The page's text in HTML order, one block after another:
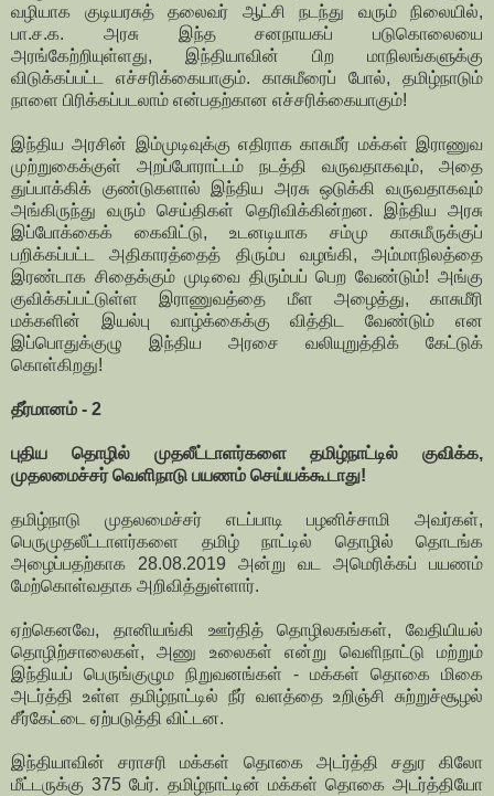
வழியாக குடியரசுத் தலைவர் ஆட்சி நடந்து வரும் நிலையில்,
பா.ச.க. அரசு இந்த சனநாயகப் படுகொலையை
அரங்கேற்றியுள்ளது, இந்தியாவின் பிற மாநிலங்களுக்கு
விடுக்கப்பட்ட எச்சரிக்கையாகும். காசுமீரைப் போல், தமிழ்நாடும்
நாளை பிரிக்கப்படலாம் என்பதற்கான எச்சரிக்கையாகும்!
இந்திய அரசின் இம்முடிவுக்கு எதிராக காசுமீர் மக்கள் இராணுவ
முற்றுகைக்குள் அறப்போராட்டம் நடத்தி வருவதாகவும், அதை
துப்பாக்கிக் குண்டுகளால் இந்திய அரசு ஒடுக்கி வருவதாகவும்
அங்கிருந்து வரும் செய்திகள் தெரிவிக்கின்றன. இந்திய அரசு
இப்போக்கைக் கைவிட்டு, உடனடியாக சம்மு காசுமீருக்குப்
பறிக்கப்பட்ட அதிகாரத்தைத் திரும்ப வழங்கி, அம்மாநிலத்தை
இரண்டாக சிதைக்கும் முடிவை திரும்பப் பெற வேண்டும்! அங்கு
குவிக்கப்பட்டுள்ள இராணுவத்தை மீள அழைத்து, காசுமீரி
மக்களின் இயல்பு வாழ்க்கைக்கு வித்திட வேண்டும் என
இப்பொதுக்குழு இந்திய அரசை வலியுறுத்திக் கேட்டுக்
கொள்கிறது!
தீர்மானம் - 2
புதிய தொழில் முதலீட்டாளர்களை தமிழ்நாட்டில் குவிக்க,
முதலமைச்சர் வெளிநாடு பயணம் செய்யக்கூடாது!
தமிழ்நாடு முதலமைச்சர் எடப்பாடி பழனிச்சாமி அவர்கள்,
பெருமுதலீட்டாளர்களை தமிழ் நாட்டில் தொழில் தொடங்க
அழைப்பதற்காக 28.08.2019 அன்று வட அமெரிக்கப் பயணம்
மேற்கொள்வதாக அறிவித்துள்ளார்.
ஏற்கெனவே, தானியங்கி ஊர்தித் தொழிலகங்கள், வேதியியல்
தொழிற்சாலைகள், அணு உலைகள் என்று வெளிநாட்டு மற்றும்
இந்தியப் பெருங்குழும நிறுவனங்கள் - மக்கள் தொகை மிகை
அடர்த்தி உள்ள தமிழ்நாட்டில் நீர் வளத்தை உறிஞ்சி சுற்றுச்சூழல்
சீர்கேட்டை ஏற்படுத்தி விட்டன.
இந்தியாவின் சராசரி மக்கள் தொகை அடர்த்தி சதுர கிலோ
மீட்டருக்கு 375 பேர். தமிழ்நாட்டின் மக்கள் தொகை அடர்த்தியோ